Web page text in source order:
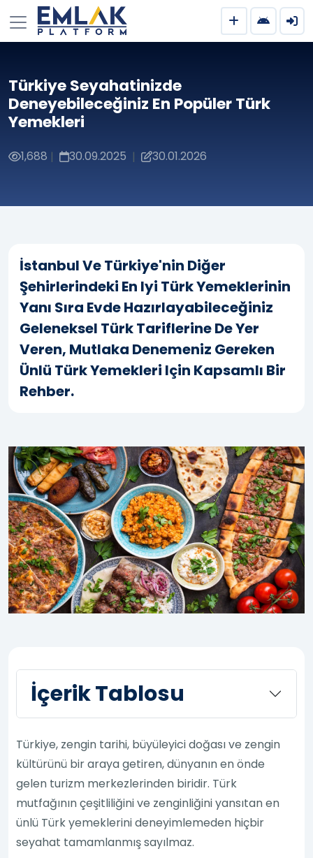
Türkiye Seyahatinizde
Deneyebileceğiniz En Popüler Türk
Yemekleri
1,688 | 30.09.2025 | 30.01.2026
İstanbul Ve Türkiye'nin Diğer
Şehirlerindeki En Iyi Türk Yemeklerinin
Yanı Sıra Evde Hazırlayabileceğiniz
Geleneksel Türk Tariflerine De Yer
Veren, Mutlaka Denemeniz Gereken
Ünlü Türk Yemekleri Için Kapsamlı Bir
Rehber.
İçerik Tablosu
Türkiye, zengin tarihi, büyüleyici doğası ve zengin
kültürünü bir araya getiren, dünyanın en önde
gelen turizm merkezlerinden biridir. Türk
mutfağının çeşitliliğini ve zenginliğini yansıtan en
ünlü Türk yemeklerini deneyimlemeden hiçbir
seyahat tamamlanmış sayılmaz.